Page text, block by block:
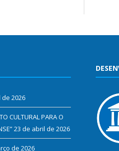
2026
CULTURAL PARA O
23 de abril de 2026
de 2026